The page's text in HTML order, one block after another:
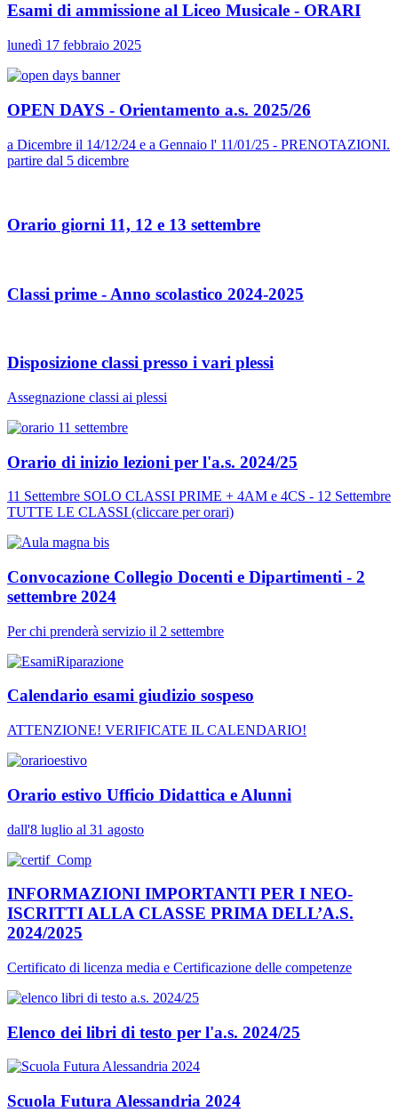
Esami di ammissione al Liceo Musicale - ORARI
lunedì 17 febbraio 2025
OPEN DAYS - Orientamento a.s. 2025/26
a Dicembre il 14/12/24 e a Gennaio l' 11/01/25 - PRENOTAZIONI.
partire dal 5 dicembre
Orario giorni 11, 12 e 13 settembre
Classi prime - Anno scolastico 2024-2025
Disposizione classi presso i vari plessi
Assegnazione classi ai plessi
Orario di inizio lezioni per l'a.s. 2024/25
11 Settembre SOLO CLASSI PRIME + 4AM e 4CS - 12 Settembre
TUTTE LE CLASSI (cliccare per orari)
Convocazione Collegio Docenti e Dipartimenti - 2
settembre 2024
Per chi prenderà servizio il 2 settembre
Calendario esami giudizio sospeso
ATTENZIONE! VERIFICATE IL CALENDARIO!
Orario estivo Ufficio Didattica e Alunni
dall'8 luglio al 31 agosto
INFORMAZIONI IMPORTANTI PER I NEO-
ISCRITTI ALLA CLASSE PRIMA DELL’A.S.
2024/2025
Certificato di licenza media e Certificazione delle competenze
Elenco dei libri di testo per l'a.s. 2024/25
Scuola Futura Alessandria 2024